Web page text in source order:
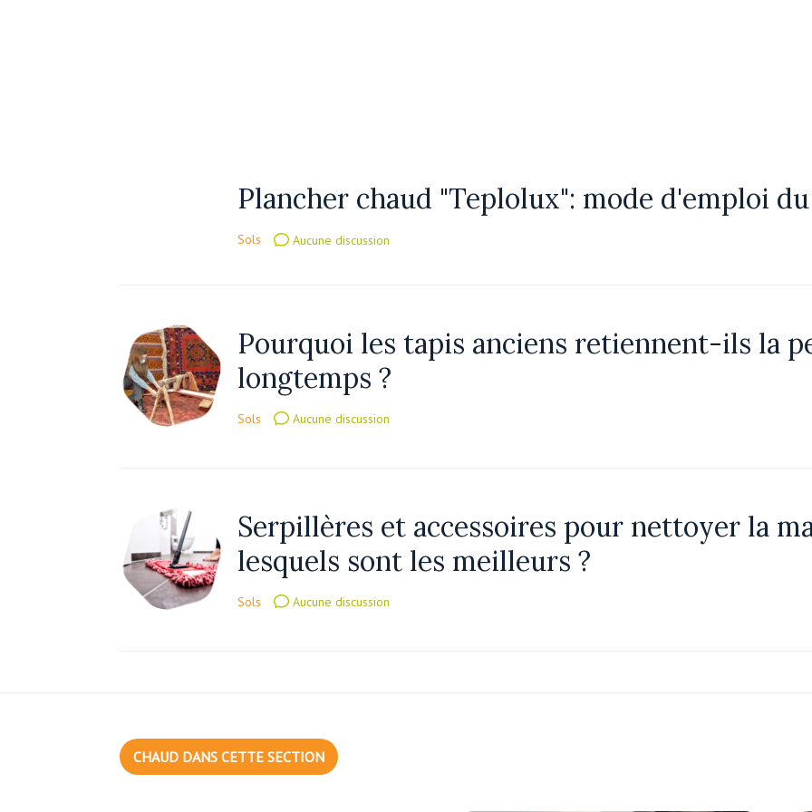
Plancher chaud "Teplolux": mode d'emploi
Sols Aucune discussion
Pourquoi les tapis anciens retiennent-ils la
longtemps ?
Sols Aucune discussion
Serpillères et accessoires pour nettoyer la
lesquels sont les meilleurs ?
Sols Aucune discussion
CHAUD DANS CETTE SECTION